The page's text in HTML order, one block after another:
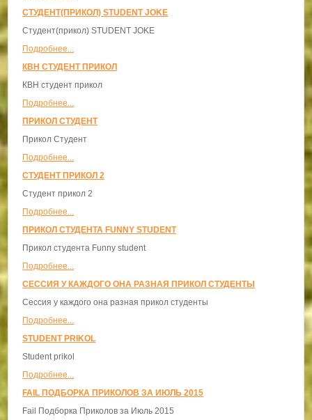
СТУДЕНТ(ПРИКОЛ) STUDENT JOKE
Студент(прикол) STUDENT JOKE
Подробнее...
КВН СТУДЕНТ ПРИКОЛ
КВН студент прикол
Подробнее...
ПРИКОЛ СТУДЕНТ
Прикол Студент
Подробнее...
СТУДЕНТ ПРИКОЛ 2
Студент прикол 2
Подробнее...
ПРИКОЛ СТУДЕНТА FUNNY STUDENT
Прикол студента Funny student
Подробнее...
СЕССИЯ У КАЖДОГО ОНА РАЗНАЯ ПРИКОЛ СТУДЕНТЫ
Сессия у каждого она разная прикол студенты
Подробнее...
STUDENT PRIKOL
Student prikol
Подробнее...
FAIL ПОДБОРКА ПРИКОЛОВ ЗА ИЮЛЬ 2015
Fail Подборка Приколов за Июль 2015